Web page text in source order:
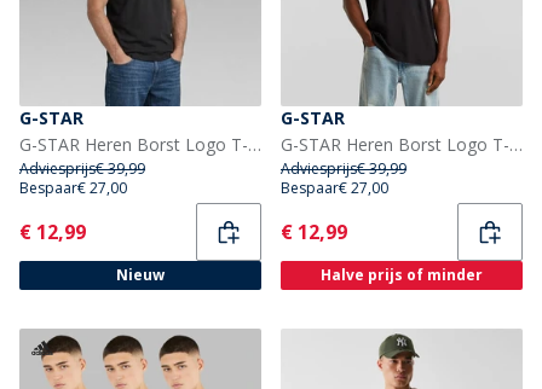
G-STAR
G-STAR Heren Borst Logo T-shirt Donker Zwart Dk Black
Adviesprijs€ 39,99
Bespaar€ 27,00
Current
€ 12,99
Nieuw
G-STAR
G-STAR Heren Borst Logo T-shirt Zwart
Adviesprijs€ 39,99
Bespaar€ 27,00
Current
€ 12,99
Halve prijs of minder